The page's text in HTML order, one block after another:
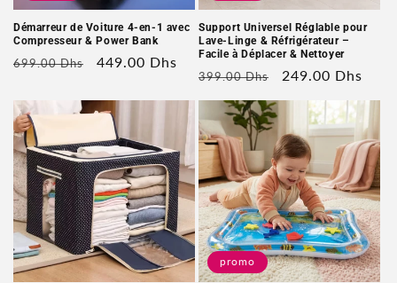
Démarreur de Voiture 4-en-1 avec
Compresseur & Power Bank
Prix
699.00 Dhs
Prix
449.00 Dhs
Support Universel Réglable pour
Lave-Linge & Réfrigérateur –
Facile à Déplacer & Nettoyer
Prix
399.00 Dhs
Prix
249.00 Dhs
promo